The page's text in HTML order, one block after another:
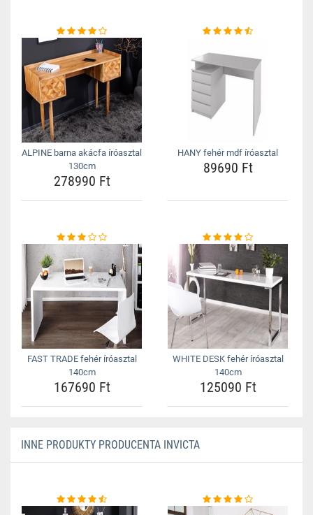
ALPINE barna akácfa íróasztal
130cm
278990 Ft
HANY fehér mdf íróasztal
89690 Ft
FAST TRADE fehér íróasztal
140cm
167690 Ft
WHITE DESK fehér íróasztal
140cm
125090 Ft
INNE PRODUKTY PRODUCENTA INVICTA